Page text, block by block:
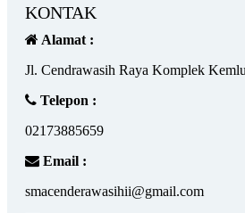
KONTAK
Alamat :
Jl. Cendrawasih Raya Komplek
Telepon :
02173885659
Email :
smacenderawasihii@gmail.com